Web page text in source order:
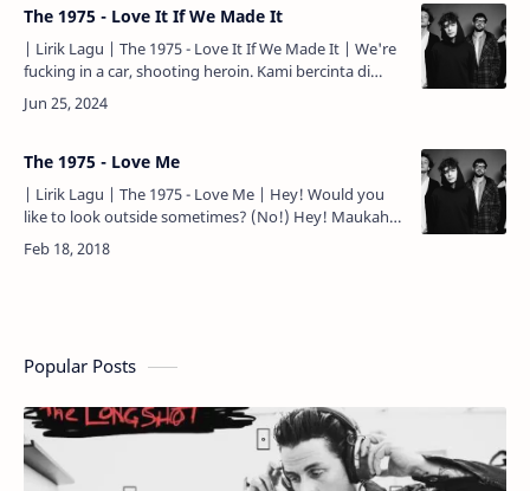
The 1975 - Love It If We Made It
| Lirik Lagu | The 1975 - Love It If We Made It | We're
fucking in a car, shooting heroin. Kami bercinta di
dalam sebuah mobil, menghisap heroin. Saying
contro…
The 1975 - Love Me
| Lirik Lagu | The 1975 - Love Me | Hey! Would you
like to look outside sometimes? (No!) Hey! Maukah
kau melihat ke sisi luar kadang-kadang? (Tidak!) I'm
just…
Popular Posts